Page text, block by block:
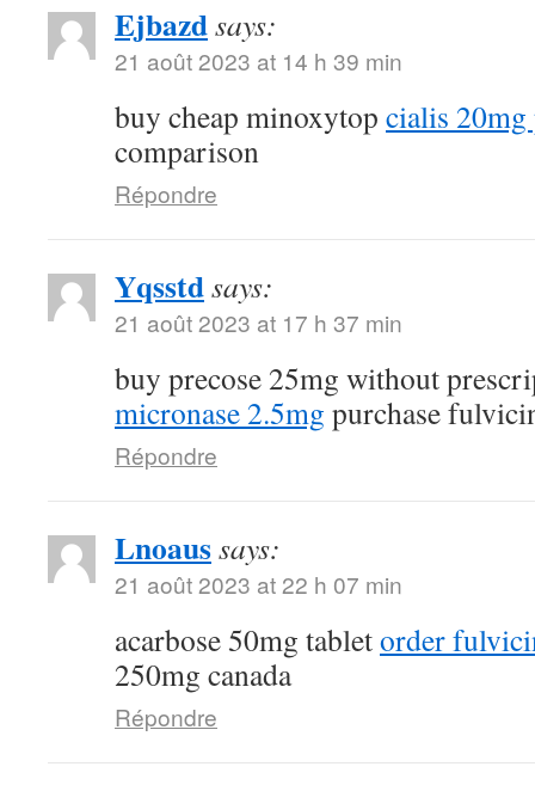
Ejbazdsays:
21 août 2023 at 14 h 39 min
buy cheap minoxytop cialis
comparison
Répondre
Yqsstdsays:
21 août 2023 at 17 h 37 min
buy precose 25mg without
micronase 2.5mg purchase
Répondre
Lnoaussays:
21 août 2023 at 22 h 07 min
acarbose 50mg tabletorder
250mg canada
Répondre